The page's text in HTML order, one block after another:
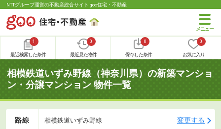
NTTグループ運営の不動産総合サイト goo住宅・不動産
1
最近検索した条件
0
最近見た物件
0
保存した条件
0
お気に入り
相模鉄道いずみ野線（神奈川県）の新築マンショ
ン・分譲マンション 物件一覧
路線 相模鉄道いずみ野線 変更する